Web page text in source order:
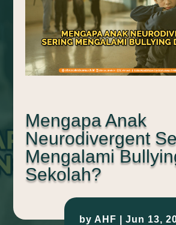
Mengapa Anak
Neurodivergent
Mengalami
Sekolah?
by AHF Jun 13,